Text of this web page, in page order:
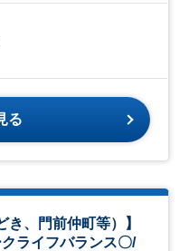
る
、門前仲町等）】
ライフバランス〇/